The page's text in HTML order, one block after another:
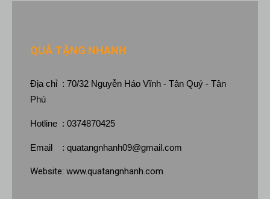
QUÀ TẶNG NHANH
Địa chỉ : 70/32 Nguyễn Háo Vĩnh - Tân Quý - Tân
Phú
Hotline : 0374870425
Email : quatangnhanh09@gmail.com
Website: www.quatangnhanh.com